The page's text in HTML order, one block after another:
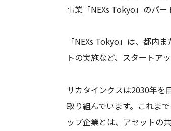
事業「NEXs Tokyo」のパー
「NEXs Tokyo」は、都内
トの実施など、スタートア
サカタインクスは2030年を
取り組んでいます。これま
ップ企業とは、アセットの